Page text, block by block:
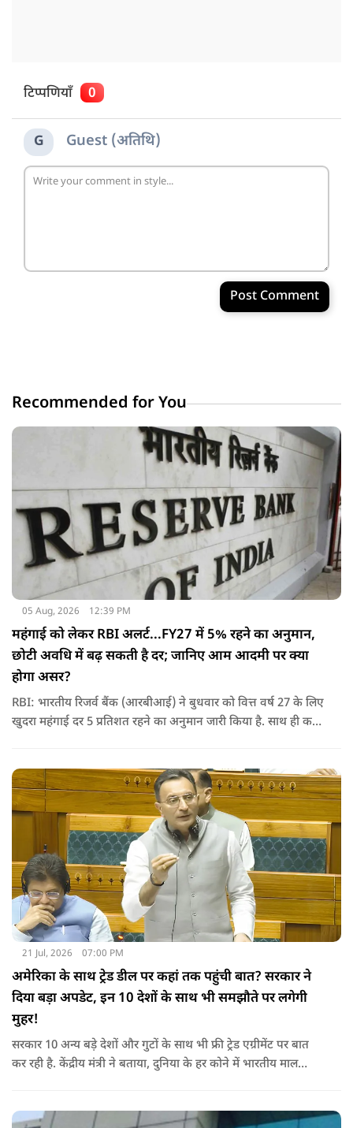
टिप्पणियाँ 0
G Guest (अतिथि)
Post Comment
Recommended for You
05 Aug, 2026 12:39 PM
महंगाई को लेकर RBI अलर्ट...FY27 में 5% रहने का अनुमान,
छोटी अवधि में बढ़ सकती है दर; जानिए आम आदमी पर क्‍या
होगा असर?
RBI: भारतीय रिजर्व बैंक (आरबीआई) ने बुधवार को वित्त वर्ष 27 के लिए
खुदरा महंगाई दर 5 प्रतिशत रहने का अनुमान जारी किया है. साथ ही कहा
21 Jul, 2026 07:00 PM
अमेरिका के साथ ट्रेड डील पर कहां तक पहुंची बात? सरकार ने
दिया बड़ा अपडेट, इन 10 देशों के साथ भी समझौते पर लगेगी
मुहर!
सरकार 10 अन्य बड़े देशों और गुटों के साथ भी फ्री ट्रेड एग्रीमेंट पर बात
कर रही है. केंद्रीय मंत्री ने बताया, दुनिया के हर कोने में भारतीय माल